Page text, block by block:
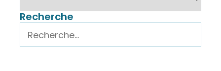
Recherche